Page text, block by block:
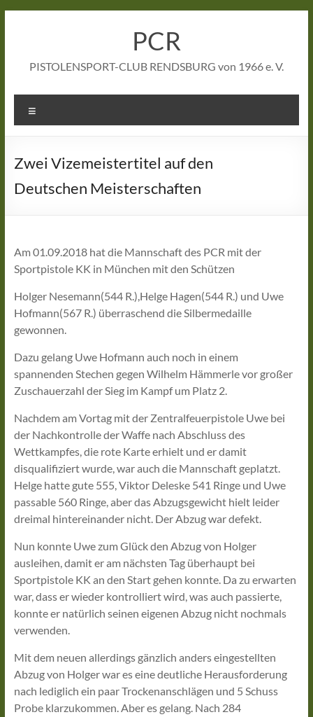
PCR
PISTOLENSPORT-CLUB RENDSBURG von 1966 e. V.
Zwei Vizemeistertitel auf den
Deutschen Meisterschaften
Am 01.09.2018 hat die Mannschaft des PCR mit der
Sportpistole KK in München mit den Schützen
Holger Nesemann(544 R.),Helge Hagen(544 R.) und Uwe
Hofmann(567 R.) überraschend die Silbermedaille
gewonnen.
Dazu gelang Uwe Hofmann auch noch in einem
spannenden Stechen gegen Wilhelm Hämmerle vor großer
Zuschauerzahl der Sieg im Kampf um Platz 2.
Nachdem am Vortag mit der Zentralfeuerpistole Uwe bei
der Nachkontrolle der Waffe nach Abschluss des
Wettkampfes, die rote Karte erhielt und er damit
disqualifiziert wurde, war auch die Mannschaft geplatzt.
Helge hatte gute 555, Viktor Deleske 541 Ringe und Uwe
passable 560 Ringe, aber das Abzugsgewicht hielt leider
dreimal hintereinander nicht. Der Abzug war defekt.
Nun konnte Uwe zum Glück den Abzug von Holger
ausleihen, damit er am nächsten Tag überhaupt bei
Sportpistole KK an den Start gehen konnte. Da zu erwarten
war, dass er wieder kontrolliert wird, was auch passierte,
konnte er natürlich seinen eigenen Abzug nicht nochmals
verwenden.
Mit dem neuen allerdings gänzlich anders eingestellten
Abzug von Holger war es eine deutliche Herausforderung
nach lediglich ein paar Trockenanschlägen und 5 Schuss
Probe klarzukommen. Aber es gelang. Nach 284